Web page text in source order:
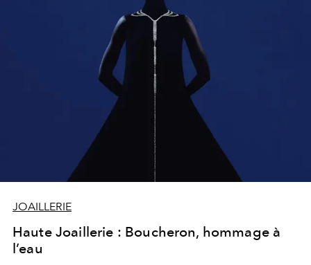
JOAILLERIE
Haute Joaillerie : Boucheron, hommage à
l’eau